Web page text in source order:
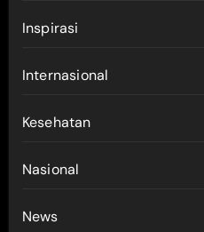
Inspirasi
Internasional
Kesehatan
Nasional
News